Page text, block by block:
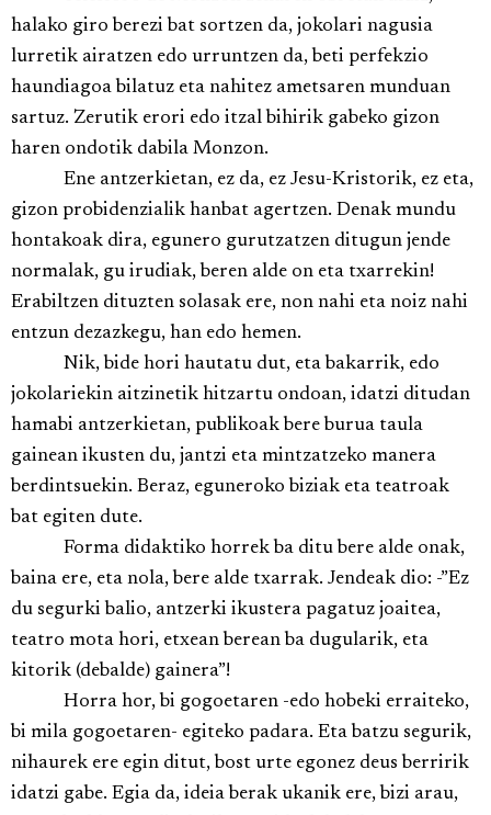
halako giro berezi bat sortzen da, jokolari nagusia
lurretik airatzen edo urruntzen da, beti perfekzio
haundiagoa bilatuz eta nahitez ametsaren munduan
sartuz. Zerutik erori edo itzal bihirik gabeko gizon
haren ondotik dabila Monzon.
Ene antzerkietan, ez da, ez Jesu-Kristorik, ez eta,
gizon probidenzialik hanbat agertzen. Denak mundu
hontakoak dira, egunero gurutzatzen ditugun jende
normalak, gu irudiak, beren alde on eta txarrekin!
Erabiltzen dituzten solasak ere, non nahi eta noiz nahi
entzun dezazkegu, han edo hemen.
Nik, bide hori hautatu dut, eta bakarrik, edo
jokolariekin aitzinetik hitzartu ondoan, idatzi ditudan
hamabi antzerkietan, publikoak bere burua taula
gainean ikusten du, jantzi eta mintzatzeko manera
berdintsuekin. Beraz, eguneroko biziak eta teatroak
bat egiten dute.
Forma didaktiko horrek ba ditu bere alde onak,
baina ere, eta nola, bere alde txarrak. Jendeak dio: -”Ez
du segurki balio, antzerki ikustera pagatuz joaitea,
teatro mota hori, etxean berean ba dugularik, eta
kitorik (debalde) gainera”!
Horra hor, bi gogoetaren -edo hobeki erraiteko,
bi mila gogoetaren- egiteko padara. Eta batzu segurik,
nihaurek ere egin ditut, bost urte egonez deus berririk
idatzi gabe. Egia da, ideia berak ukanik ere, bizi arau,